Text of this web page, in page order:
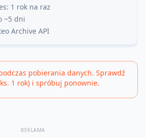
1 rok na raz
~5 dni
Archive API
pobierania danych. Sprawdź
1 rok) i spróbuj ponownie.
REKLAMA